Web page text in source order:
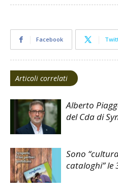
Facebook
Articoli correlati
Alberto
del Cda di
Sono
cataloghi” le